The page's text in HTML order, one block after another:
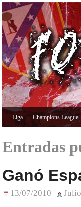
Liga Champions League
Entradas
Ganó
13/07/2010 Julio